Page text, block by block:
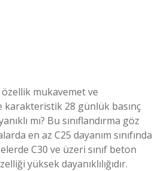
mukavemet ve
karakteristik 28 günlük basınç
mı? Bu sınıflandırma göz
en az C25 dayanım sınıfında
C30 ve üzeri sınıf beton
yüksek dayanıklılığıdır.